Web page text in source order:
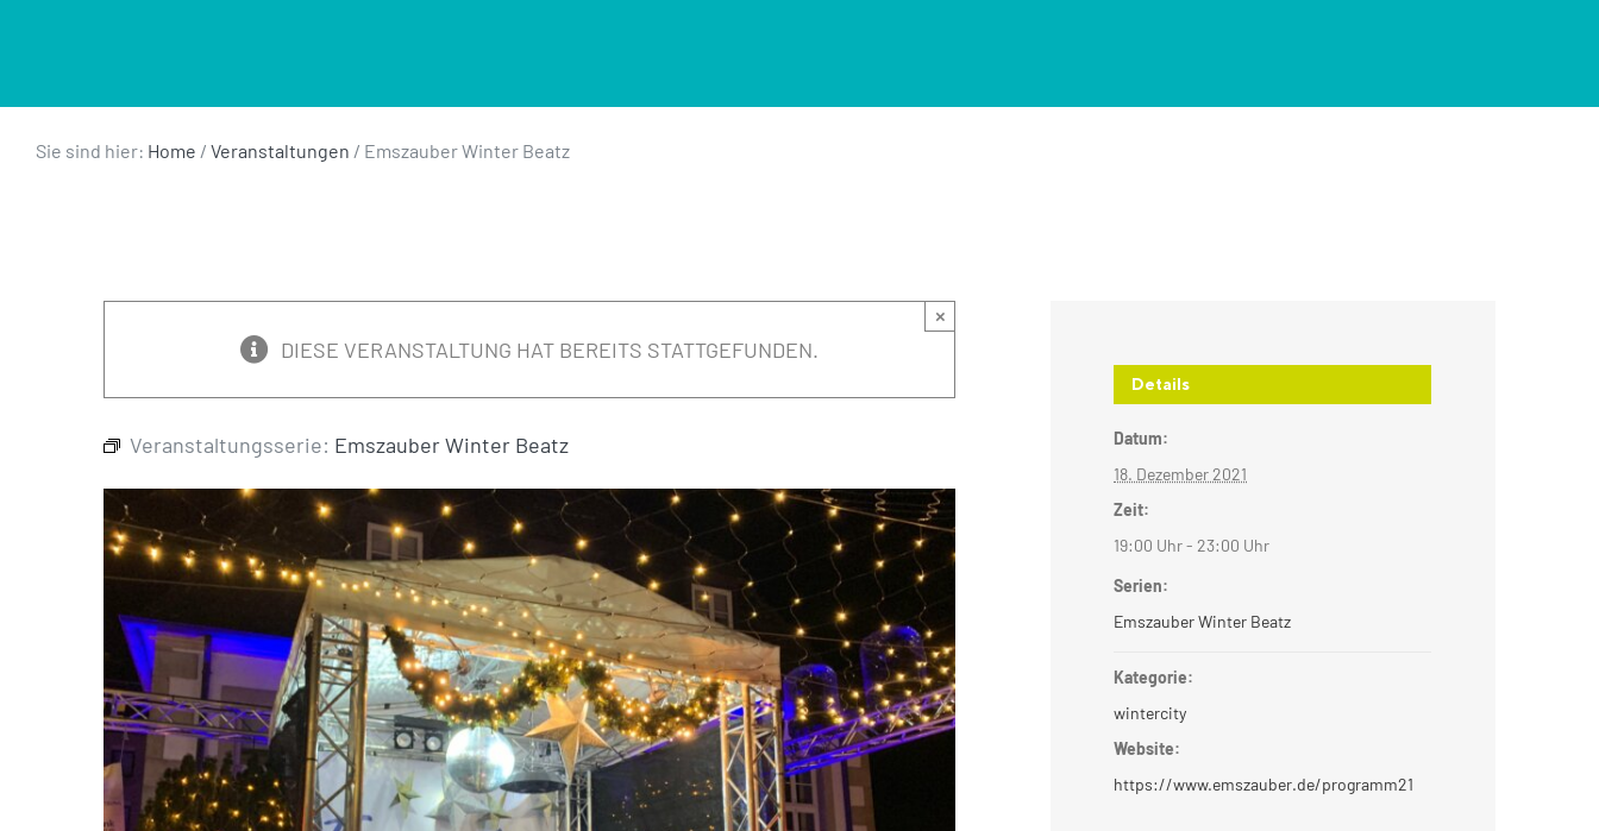
Sie sind hier: Home / Veranstaltungen / Emszauber Winter Beatz
DIESE VERANSTALTUNG HAT BEREITS STATTGEFUNDEN.
×
Veranstaltungsserie: Emszauber Winter Beatz
Details
Datum:
18. Dezember 2021
Zeit:
19:00 Uhr - 23:00 Uhr
Serien:
Emszauber Winter Beatz
Kategorie:
wintercity
Website:
https://www.emszauber.de/programm21